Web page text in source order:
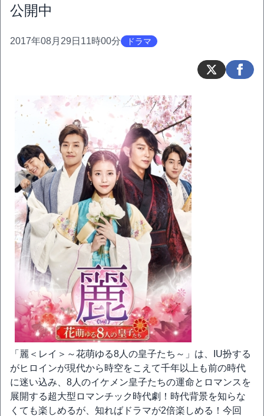
公開中
2017年08月29日11時00分 ドラマ
「麗＜レイ＞～花萌ゆる8人の皇子たち～」は、IU扮する
がヒロインが現代から時空をこえて千年以上も前の時代
に迷い込み、8人のイケメン皇子たちの運命とロマンスを
展開する超大型ロマンチック時代劇！時代背景を知らな
くても楽しめるが、知ればドラマが2倍楽しめる！今回